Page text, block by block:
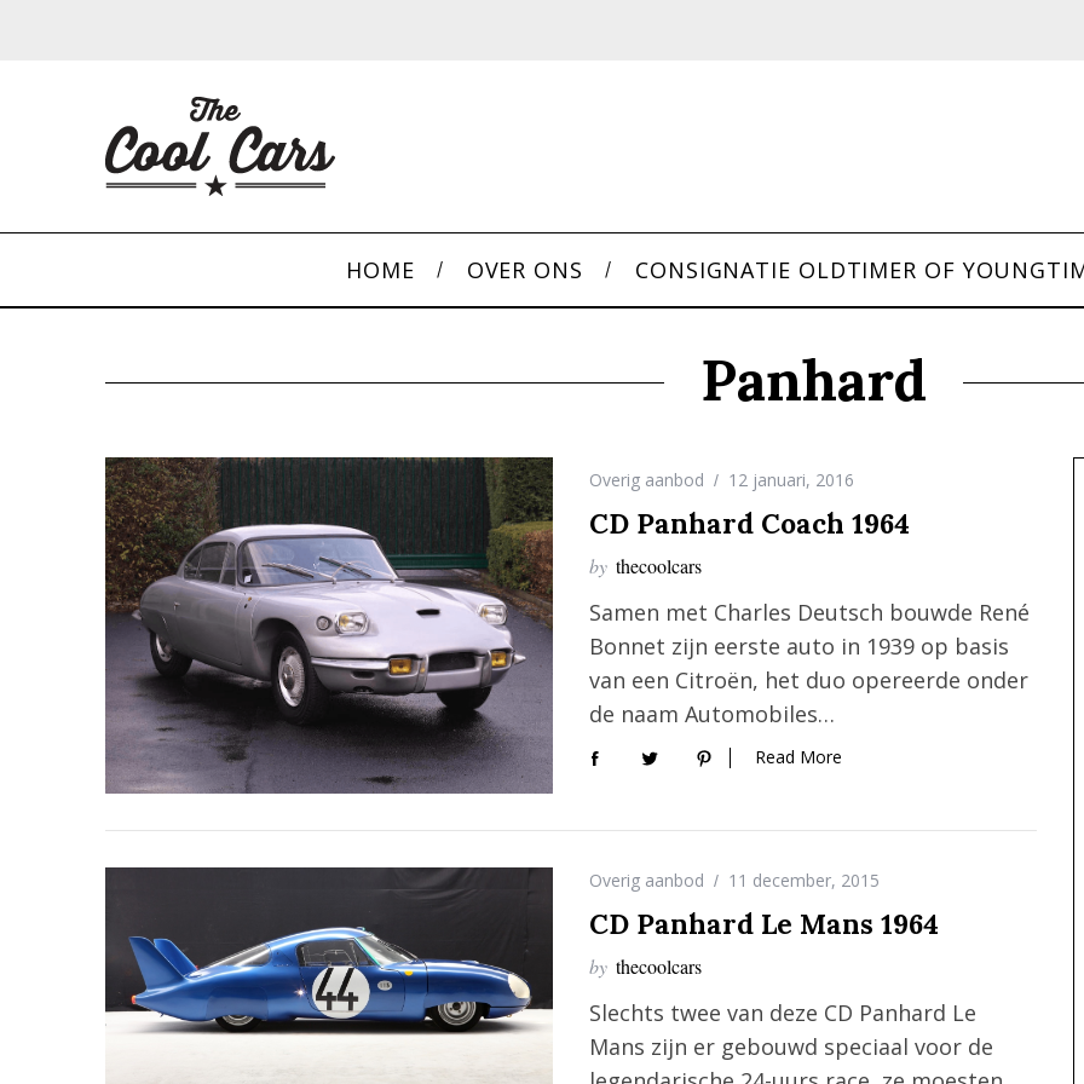
HOME OVER ONS CONSIGNATIE OLDTIMER OF
Panhard
Overig aanbod 12 januari, 2016
CD Panhard Coach 1964
by thecoolcars
Samen met Charles Deutsch bouwde René
Bonnet zijn eerste auto in 1939 op basis
van een Citroën, het duo opereerde onder
de naam Automobiles…
Read More
Overig aanbod 11 december, 2015
CD Panhard Le Mans 1964
by thecoolcars
Slechts twee van deze CD Panhard Le
Mans zijn er gebouwd speciaal voor de